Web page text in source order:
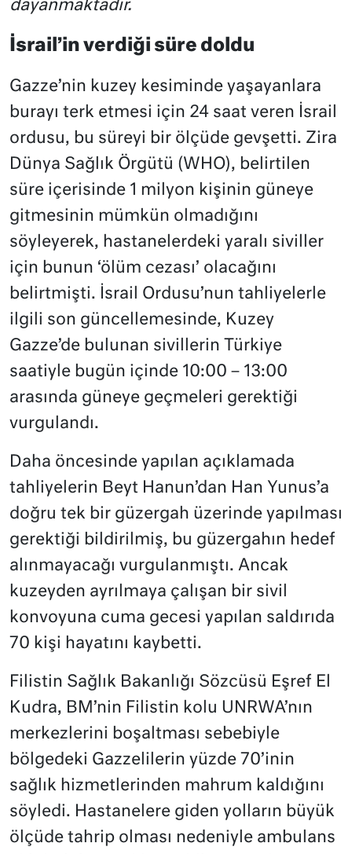
dayanmaktadır.
İsrail’in verdiği süre doldu
Gazze’nin kuzey kesiminde yaşayanlara
burayı terk etmesi için 24 saat veren İsrail
ordusu, bu süreyi bir ölçüde gevşetti. Zira
Dünya Sağlık Örgütü (WHO), belirtilen
süre içerisinde 1 milyon kişinin güneye
gitmesinin mümkün olmadığını
söyleyerek, hastanelerdeki yaralı siviller
için bunun ‘ölüm cezası’ olacağını
belirtmişti. İsrail Ordusu’nun tahliyelerle
ilgili son güncellemesinde, Kuzey
Gazze’de bulunan sivillerin Türkiye
saatiyle bugün içinde 10:00 – 13:00
arasında güneye geçmeleri gerektiği
vurgulandı.
Daha öncesinde yapılan açıklamada
tahliyelerin Beyt Hanun’dan Han Yunus’a
doğru tek bir güzergah üzerinde yapılması
gerektiği bildirilmiş, bu güzergahın hedef
alınmayacağı vurgulanmıştı. Ancak
kuzeyden ayrılmaya çalışan bir sivil
konvoyuna cuma gecesi yapılan saldırıda
70 kişi hayatını kaybetti.
Filistin Sağlık Bakanlığı Sözcüsü Eşref El
Kudra, BM’nin Filistin kolu UNRWA’nın
merkezlerini boşaltması sebebiyle
bölgedeki Gazzelilerin yüzde 70’inin
sağlık hizmetlerinden mahrum kaldığını
söyledi. Hastanelere giden yolların büyük
ölçüde tahrip olması nedeniyle ambulans